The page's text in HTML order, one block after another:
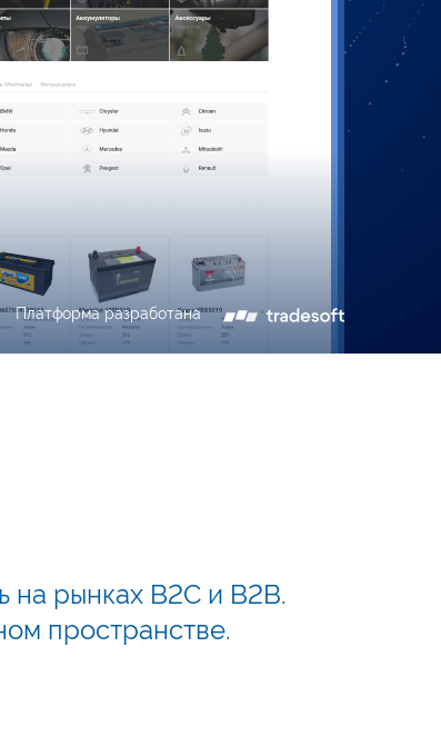
Платформа разработана
на рынках B2C и B2B.
пространстве.